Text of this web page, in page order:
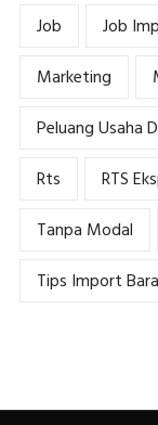
Job
Job
Marketing
Peluang Usaha
Rts
RTS
Tanpa Modal
Tips Import